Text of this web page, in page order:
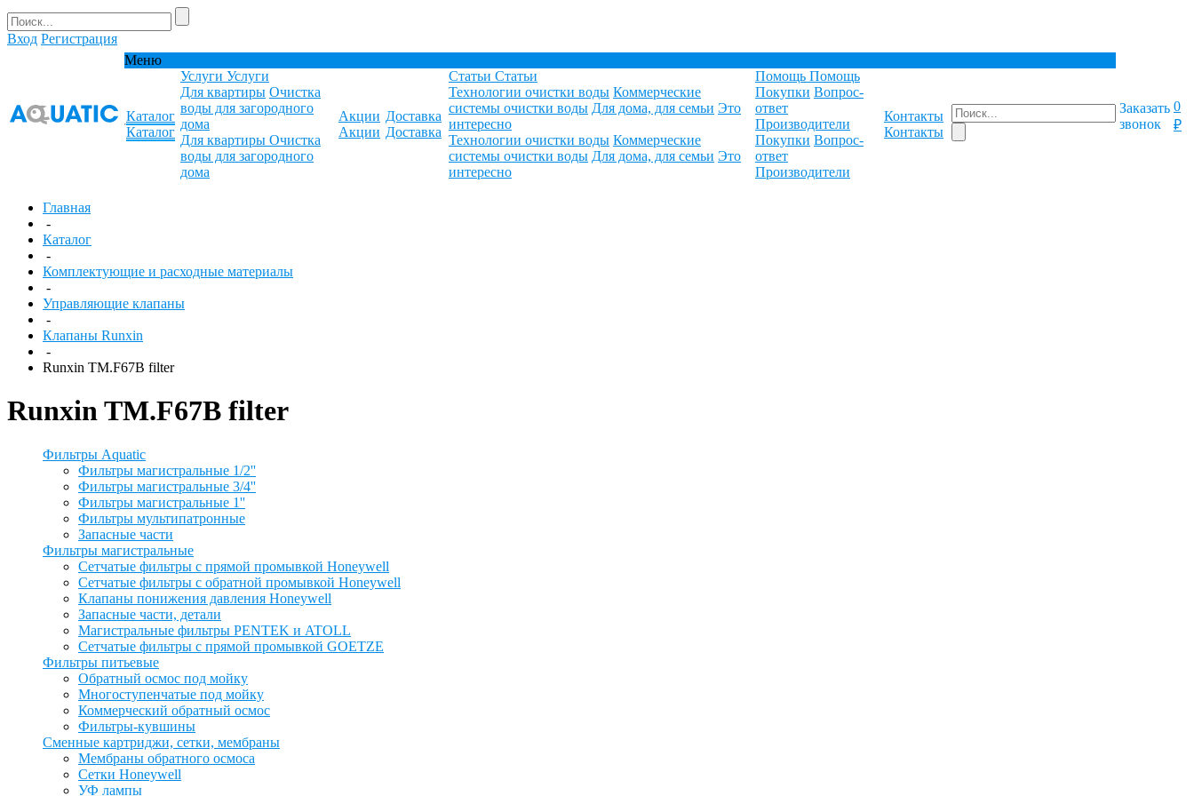
Вход Регистрация
Меню
Каталог
Каталог
Услуги Услуги
Для квартиры Очистка
воды для загородного
дома
Для квартиры Очистка
воды для загородного
дома
Акции
Акции
Доставка
Доставка
Статьи Статьи
Технологии очистки воды Коммерческие
системы очистки воды Для дома, для семьи Это
интересно
Технологии очистки воды Коммерческие
системы очистки воды Для дома, для семьи Это
интересно
Помощь Помощь
Покупки Вопрос-
ответ
Производители
Покупки Вопрос-
ответ
Производители
Контакты
Контакты
Заказать
звонок
0
₽
Главная
-
Каталог
-
Комплектующие и расходные материалы
-
Управляющие клапаны
-
Клапаны Runxin
-
Runxin TM.F67B filter
Runxin TM.F67B filter
Фильтры Aquatic
Фильтры магистральные 1/2''
Фильтры магистральные 3/4''
Фильтры магистральные 1''
Фильтры мультипатронные
Запасные части
Фильтры магистральные
Сетчатые фильтры с прямой промывкой Honeywell
Сетчатые фильтры с обратной промывкой Honeywell
Клапаны понижения давления Honeywell
Запасные части, детали
Магистральные фильтры PENTEK и ATOLL
Сетчатые фильтры с прямой промывкой GOETZE
Фильтры питьевые
Обратный осмос под мойку
Многоступенчатые под мойку
Коммерческий обратный осмос
Фильтры-кувшины
Сменные картриджи, сетки, мембраны
Мембраны обратного осмоса
Сетки Honeywell
УФ лампы